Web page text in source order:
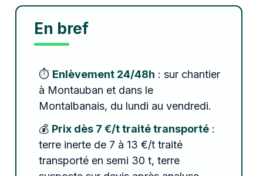
En bref
⏱️ Enlèvement 24/48h : sur chantier
à Montauban et dans le
Montalbanais, du lundi au vendredi.
💰 Prix dès 7 €/t traité transporté:
terre inerte de 7 à 13 €/t traité
transporté en semi 30 t, terre